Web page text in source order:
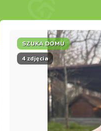
SZUKA DOMU
4 zdjęcia